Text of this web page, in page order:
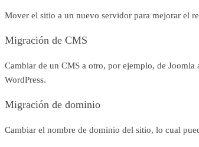
Mover el sitio a un nuevo servidor para mejorar el
Migración de CMS
Cambiar de un CMS a otro, por ejemplo, de Joomla
WordPress.
Migración de dominio
Cambiar el nombre de dominio del sitio, lo cual